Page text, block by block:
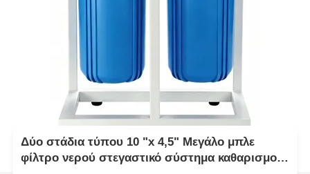
Δύο στάδια τύπου 10 "x 4,5" Μεγάλο μπλε
φίλτρο νερού στεγαστικό σύστημα καθαρισμού